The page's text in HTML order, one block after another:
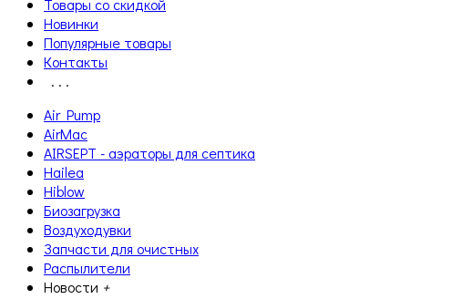
Товары со скидкой
Новинки
Популярные товары
Контакты
. . .
Air Pump
AirMac
AIRSEPT - аэраторы для септика
Hailea
Hiblow
Биозагрузка
Воздуходувки
Запчасти для очистных
Распылители
Новости +